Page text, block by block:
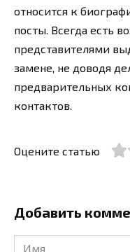
относится к
посты. Всегда есть
представителями
замене, не доводя
предварительных
контактов.
Оцените статью
Добавить
Имя